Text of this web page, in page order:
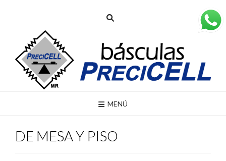
MENÚ
DE MESA Y PISO